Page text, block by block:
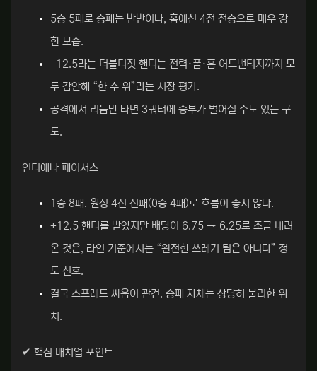
5승 5패로 승패는 반반이나, 홈에선 4전 전승으로 매우 강
한 모습.
-12.5라는 더블디짓 핸디는 전력·폼·홈 어드밴티지까지 모
두 감안해 “한 수 위”라는 시장 평가.
공격에서 리듬만 타면 3쿼터에 승부가 벌어질 수도 있는 구
도.
인디애나 페이서스
1승 8패, 원정 4전 전패(0승 4패)로 흐름이 좋지 않다.
+12.5 핸디를 받았지만 배당이 6.75 → 6.25로 조금 내려
온 것은, 라인 기준에서는 “완전한 쓰레기 팀은 아니다” 정
도 신호.
결국 스프레드 싸움이 관건. 승패 자체는 상당히 불리한 위
치.
✔ 핵심 매치업 포인트